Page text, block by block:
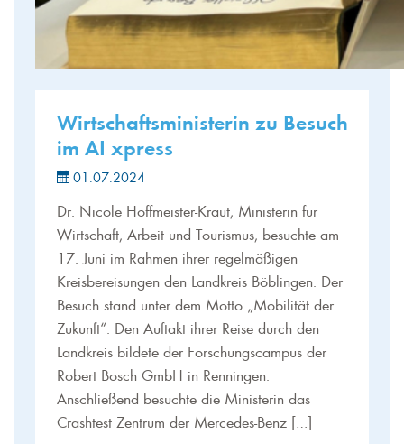
Wirtschaftsministerin zu Besuch
im AI xpress
01.07.2024
Dr. Nicole Hoffmeister-Kraut, Ministerin für
Wirtschaft, Arbeit und Tourismus, besuchte am
17. Juni im Rahmen ihrer regelmäßigen
Kreisbereisungen den Landkreis Böblingen. Der
Besuch stand unter dem Motto „Mobilität der
Zukunft“. Den Auftakt ihrer Reise durch den
Landkreis bildete der Forschungscampus der
Robert Bosch GmbH in Renningen.
Anschließend besuchte die Ministerin das
Crashtest Zentrum der Mercedes-Benz […]